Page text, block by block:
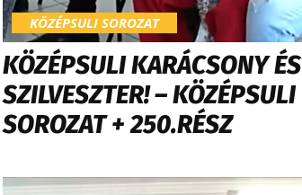
KÖZÉPSULI SOROZAT
KÖZÉPSULI KARÁCSONY ÉS
SZILVESZTER! – KÖZÉPSULI
SOROZAT + 250.RÉSZ